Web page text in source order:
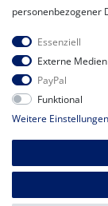
Newsletter
Newsletter
Honig
Hiermit bestätige
Meine
© Copyright 2026 | Alle
personenbezogener
Essenziell
Externe Medien
PayPal
Funktional
Weitere Einstellungen